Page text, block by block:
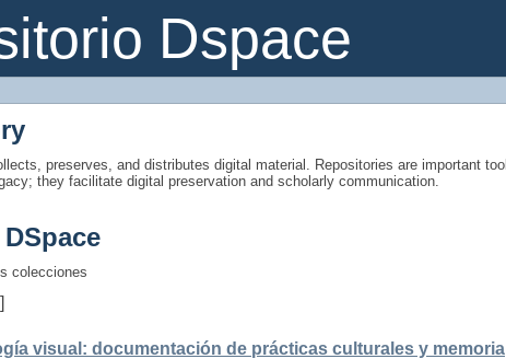
Dspace
preserves, and distributes digital material. Repositories are important
they facilitate digital preservation and scholarly communication.
colecciones
visual: documentación de prácticas culturales y memoria